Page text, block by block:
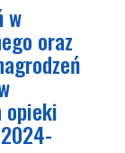
w
oraz
opieki